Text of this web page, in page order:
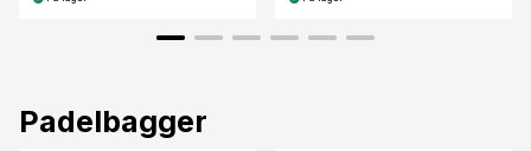
Padelbagger